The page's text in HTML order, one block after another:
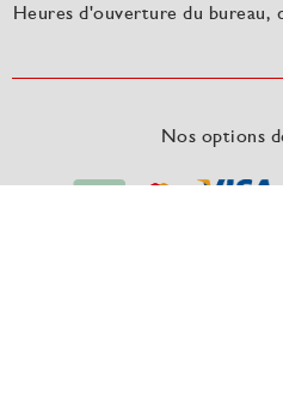
Heures d'ouverture du bureau,
Nos options